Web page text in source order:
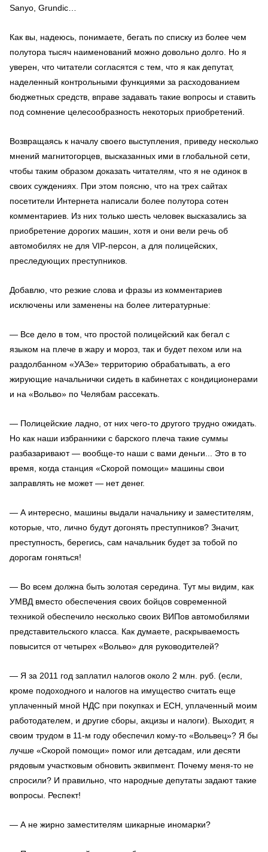
Sanyo Grundic
Как вы, надеюсь, понимаете, бегать по списку из более чем
полутора тысяч наименований можно довольно долго. Но я
уверен, что читатели согласятся с тем, что я как депутат,
наделенный контрольными функциями за расходованием
бюджетных средств, вправе задавать такие вопросы и ставить
под сомнение целесообразность некоторых приобретений.
Возвращаясь к началу своего выступления, приведу несколько
мнений магнитогорцев, высказанных ими в глобальной сети,
чтобы таким образом доказать читателям, что я не одинок в
своих суждениях. При этом поясню, что на трех сайтах
посетители Интернета написали более полутора сотен
комментариев. Из них только шесть человек высказались за
приобретение дорогих машин, хотя и они вели речь об
автомобилях не для VIP-персон, а для полицейских,
преследующих преступников.
Добавлю, что резкие слова и фразы из комментариев
исключены или заменены на более литературные:
— Все дело в том, что простой полицейский как бегал с
языком на плече в жару и мороз, так и будет пехом или на
раздолбанном «УАЗе» территорию обрабатывать, а его
жирующие начальнички сидеть в кабинетах с кондиционерами
и на «Вольво» по Челябам рассекать.
— Полицейские ладно, от них чего-то другого трудно ожидать.
Но как наши избранники с барского плеча такие суммы
разбазаривают — вообще-то наши с вами деньги... Это в то
время, когда станция «Скорой помощи» машины свои
заправлять не может — нет денег.
— А интересно, машины выдали начальнику и заместителям,
которые, что, лично будут догонять преступников? Значит,
преступность, берегись, сам начальник будет за тобой по
дорогам гоняться!
— Во всем должна быть золотая середина. Тут мы видим, как
УМВД вместо обеспечения своих бойцов современной
техникой обеспечило несколько своих ВИПов автомобилями
представительского класса. Как думаете, раскрываемость
повысится от четырех «Вольво» для руководителей?
— Я за 2011 год заплатил налогов около 2 млн. руб. (если,
кроме подоходного и налогов на имущество считать еще
уплаченный мной НДС при покупках и ЕСН, уплаченный моим
работодателем, и другие сборы, акцизы и налоги). Выходит, я
своим трудом в 11-м году обеспечил кому-то «Вольвец»? Я бы
лучше «Скорой помощи» помог или детсадам, или десяти
рядовым участковым обновить эквипмент. Почему меня-то не
спросили? И правильно, что народные депутаты задают такие
вопросы. Респект!
— А не жирно заместителям шикарные иномарки?